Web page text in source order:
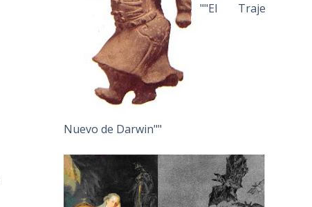
""El Traje
Nuevo de Darwin""